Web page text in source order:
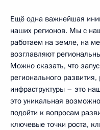
Ещё одна важнейшая
наших регионов. Мы с
работаем на земле, на
возглавляют
Можно сказать, что
регионального
инфраструктуры – это
это уникальная
подойти к вопросам
ключевые точки роста,